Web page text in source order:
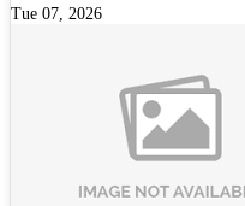
Tue 07, 2026